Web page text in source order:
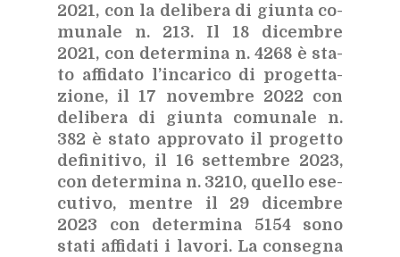
2021, con la de­li­be­ra di giun­ta co­
mu­na­le n. 213. Il 18 di­cem­bre
2021, con de­ter­mi­na n. 4268 è sta­
to af­fi­da­to l’in­ca­ri­co di pro­get­ta­
zio­ne, il 17 no­vem­bre 2022 con
de­li­be­ra di giun­ta co­mu­na­le n.
382 è sta­to ap­pro­va­to il pro­get­to
de­fi­ni­ti­vo, il 16 set­tem­bre 2023,
con de­ter­mi­na n. 3210, quel­lo ese­
cu­ti­vo, men­tre il 29 di­cem­bre
2023 con de­ter­mi­na 5154 sono
sta­ti af­fi­da­ti i la­vo­ri. La con­se­gna